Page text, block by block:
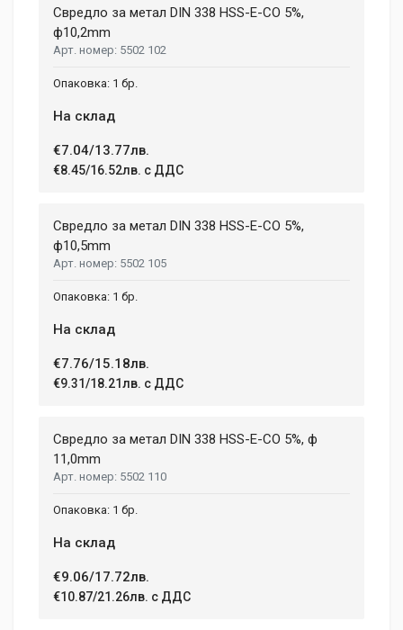
Свредло за метал DIN 338 HSS-E-CO 5%,
ф10,2mm
5502 102
1 бр.
На склад
€7.04/13.77лв.
€8.45/16.52лв. с ДДС
Свредло за метал DIN 338 HSS-E-CO 5%,
ф10,5mm
5502 105
1 бр.
На склад
€7.76/15.18лв.
€9.31/18.21лв. с ДДС
Свредло за метал DIN 338 HSS-E-CO 5%, ф
11,0mm
5502 110
1 бр.
На склад
€9.06/17.72лв.
€10.87/21.26лв. с ДДС